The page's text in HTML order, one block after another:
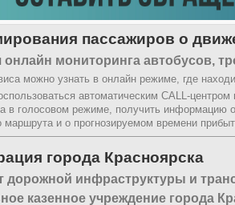
пассажиров о
мониторинга автобусов,
можно узнать в онлайн режиме, где
автоматическим CALL-
в голосовом режиме, получить информацию
и о прогнозируемом времени
города Красноярска
дорожной инфраструктуры и
казенное учреждение города